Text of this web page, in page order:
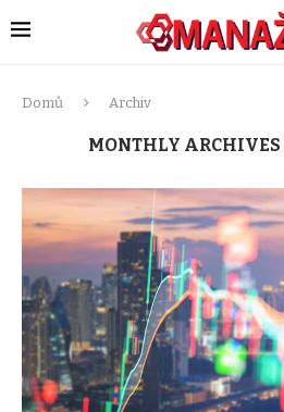
Domů Archiv
MONTHLY ARCHIVES